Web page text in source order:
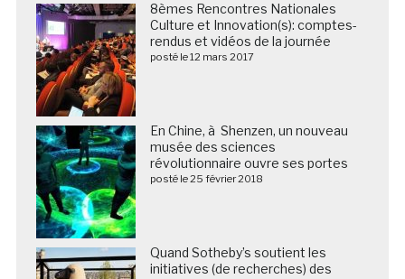
8èmes Rencontres Nationales
Culture et Innovation(s): comptes-
rendus et vidéos de la journée
posté le 12 mars 2017
En Chine, à Shenzen, un nouveau
musée des sciences
révolutionnaire ouvre ses portes
posté le 25 février 2018
Quand Sotheby’s soutient les
initiatives (de recherches) des